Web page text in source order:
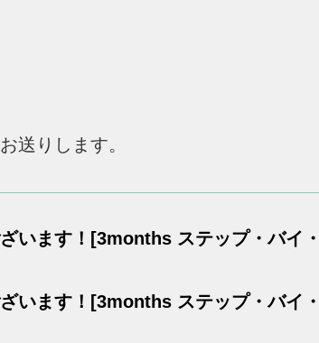
送りします。
います！[3months ステップ・バイ
います！[3months ステップ・バイ